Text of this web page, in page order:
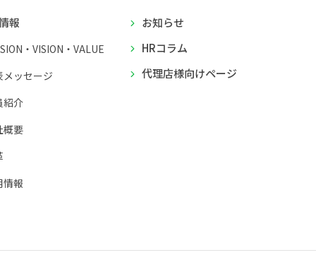
報
・VISION・VALUE
メッセージ
紹介
概要
情報
お知らせ
HRコラム
代理店様向けページ